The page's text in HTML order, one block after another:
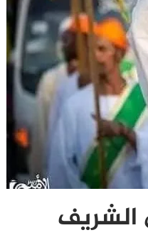
الشريف